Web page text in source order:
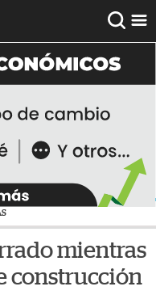
mientras
construcción